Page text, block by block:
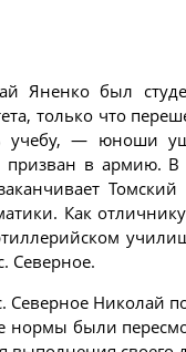
Яненко был
только что
учебу, — юноши
в армию. В
Томский
Как
Северное.
Северное Николай
были